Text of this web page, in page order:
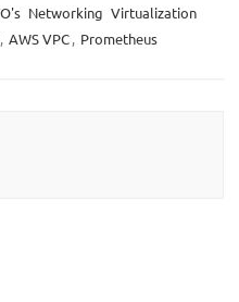
Networking Virtualization
, AWS VPC, Prometheus